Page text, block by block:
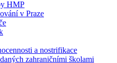
HMP
v Praze
a nostrifikace
zahraničními školami